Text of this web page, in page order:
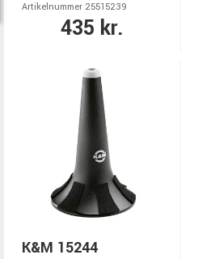
Artikelnummer 25515239
435 kr.
K&M 15244